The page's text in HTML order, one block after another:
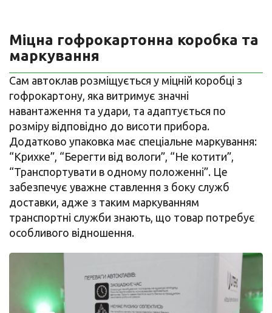
Міцна гофрокартонна коробка та
маркування
Сам автоклав розміщується у міцній коробці з
гофрокартону, яка витримує значні
навантаження та удари, та адаптується по
розміру відповідно до висоти прибора.
Додатково упаковка має спеціальне маркування:
“Крихке”, “Берегти від вологи”, “Не котити”,
“Транспортувати в одному положенні”. Це
забезпечує уважне ставлення з боку служб
доставки, адже з таким маркуванням
транспортні служби знають, що товар потребує
особливого відношення.